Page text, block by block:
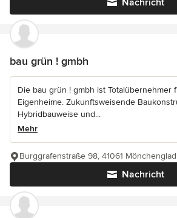
Nachricht
bau grün ! gmbh
Die bau grün ! gmbh ist Totalübernehmer
Eigenheime. Zukunftsweisende
Hybridbauweise und...
Mehr
Nachricht
Burggrafenstraße 98, 41061